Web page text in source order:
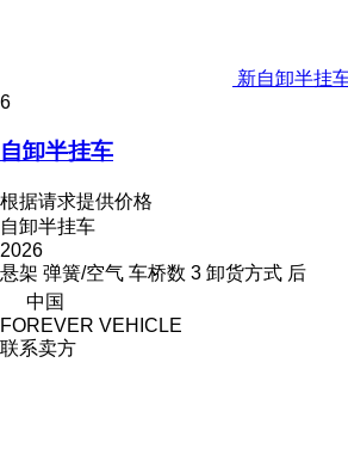
新自卸半挂
6
自卸半挂车
根据请求提供价格
自卸半挂车
2026
悬架 弹簧/空气 车桥数 3 卸货方式 后
中国
FOREVER VEHICLE
联系卖方